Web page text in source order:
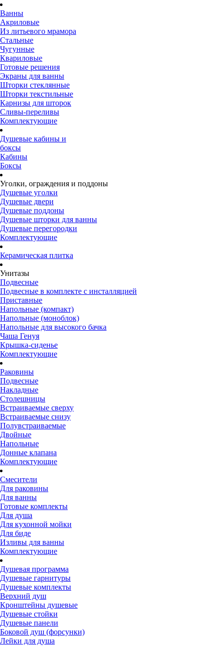
Ванны
Акриловые
Из литьевого мрамора
Стальные
Чугунные
Квариловые
Готовые решения
Экраны для ванны
Шторки стеклянные
Шторки текстильные
Карнизы для шторок
Сливы-переливы
Комплектующие
Душевые кабины и
боксы
Кабины
Боксы
Уголки, ограждения и поддоны
Душевые уголки
Душевые двери
Душевые поддоны
Душевые шторки для ванны
Душевые перегородки
Комплектующие
Керамическая плитка
Унитазы
Подвесные
Подвесные в комплекте с инсталляцией
Приставные
Напольные (компакт)
Напольные (моноблок)
Напольные для высокого бачка
Чаша Генуя
Крышка-сиденье
Комплектующие
Раковины
Подвесные
Накладные
Столешницы
Встраиваемые сверху
Встраиваемые снизу
Полувстраиваемые
Двойные
Напольные
Донные клапана
Комплектующие
Смесители
Для раковины
Для ванны
Готовые комплекты
Для душа
Для кухонной мойки
Для биде
Изливы для ванны
Комплектующие
Душевая программа
Душевые гарнитуры
Душевые комплекты
Верхний душ
Кронштейны душевые
Душевые стойки
Душевые панели
Боковой душ (форсунки)
Лейки для душа